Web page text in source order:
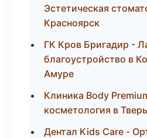
Эстетическая
Красноярск
ГК Кров Бригадир -
благоустройство в
Амуре
Клиника Body
косметология в Тверь
Дентал Kids Care -